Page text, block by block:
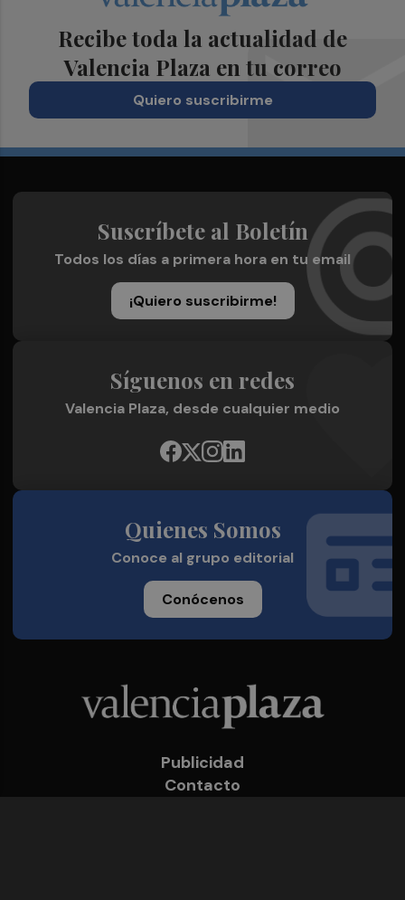
Recibe toda la actualidad de
Valencia Plaza en tu correo
Quiero suscribirme
Suscríbete al Boletín
Todos los días a primera hora en tu email
¡Quiero suscribirme!
Síguenos en redes
Valencia Plaza, desde cualquier medio
Quienes Somos
Conoce al grupo editorial
Conócenos
Publicidad
Contacto